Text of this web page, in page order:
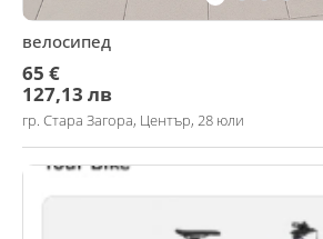
велосипед
65 €
127,13 лв
гр. Стара Загора, Център, 28 юли